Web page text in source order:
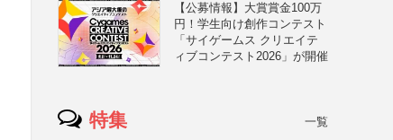
【公募情報】大賞賞金100万
円！学生向け創作コンテスト
「サイゲームス クリエイテ
ィブコンテスト2026」が開催
特集 一覧